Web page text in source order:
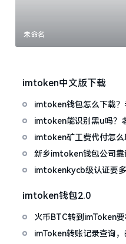
未命名
imtoken中文版下载
imtoken钱包怎么下载？
道
imtoken能识别黑u吗？
imtoken矿工费代付怎么
新乡imtoken钱包公司靠
imtokenkycb级认证要
imtoken钱包2.0
火币BTC转到imToken要
情况
imToken转账记录查询